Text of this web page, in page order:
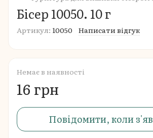
Бісер 10050. 10 г
Артикул: 10050 Написати відгук
Немає в наявності
16 грн
Повідомити, коли